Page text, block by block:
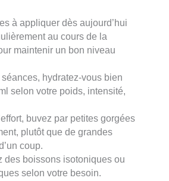
à appliquer dès aujourd’hui
au cours de la
maintenir un bon niveau
hydratez-vous bien
selon votre poids, intensité,
buvez par petites gorgées
plutôt que de grandes
coup.
des boissons isotoniques ou
selon votre besoin.